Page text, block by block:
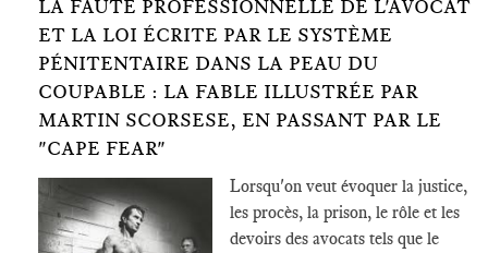
LA FAUTE PROFESSIONNELLE DE L'AVOCAT
ET LA LOI ÉCRITE PAR LE SYSTÈME
PÉNITENTAIRE DANS LA PEAU DU
COUPABLE : LA FABLE ILLUSTRÉE PAR
MARTIN SCORSESE, EN PASSANT PAR LE
"CAPE FEAR"
Lorsqu'on veut évoquer la justice,
les procès, la prison, le rôle et les
devoirs des avocats tels que le